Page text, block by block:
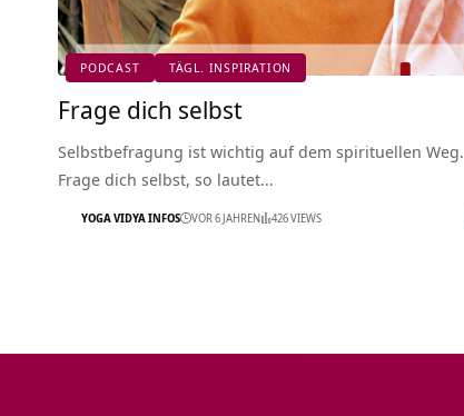
PODCAST TÄGL. INSPIRATION
Frage dich selbst
Selbstbefragung ist wichtig auf dem spirituellen Weg.
Frage dich selbst, so lautet…
YOGA VIDYA INFOS VOR 6 JAHREN 426 VIEWS